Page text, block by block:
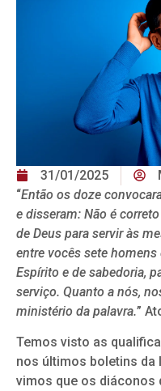
31/01/2025
“Então os doze
e disseram: Não é
de Deus para servir às
entre vocês sete
Espírito e de sabedoria,
serviço. Quanto a nós,
ministério da palavra.”
Temos visto as
nos últimos boletins da
vimos que os diáconos